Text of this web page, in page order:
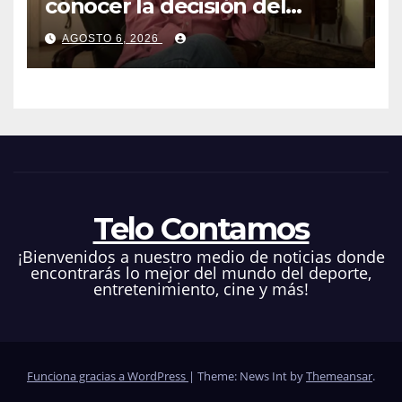
conocer la decisión del
tribunal en su caso
AGOSTO 6, 2026
Telo Contamos
¡Bienvenidos a nuestro medio de noticias donde
encontrarás lo mejor del mundo del deporte,
entretenimiento, cine y más!
Funciona gracias a WordPress | Theme: News Int byThemeansar.